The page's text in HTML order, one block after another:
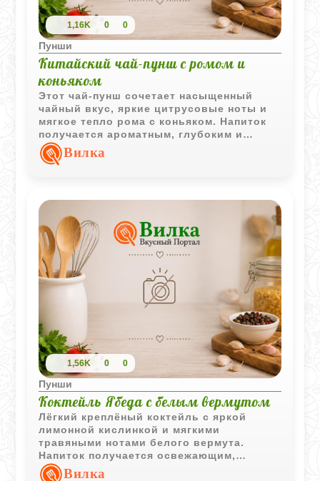
1,16K 0 0
Пунши
Китайский чай-пунш с ромом и
коньяком
Этот чай-пунш сочетает насыщенный
чайный вкус, яркие цитрусовые ноты и
мягкое тепло рома с коньяком. Напиток
получается ароматным, глубоким и
особенно приятным для неспешной
подачи в холодное время года.
Вилка
1,56K 0 0
Пунши
Коктейль Ябеда с белым вермутом
Лёгкий креплёный коктейль с яркой
лимонной кислинкой и мягкими
травяными нотами белого вермута.
Напиток получается освежающим,
насыщенным и хорошо подходит для
Вилка